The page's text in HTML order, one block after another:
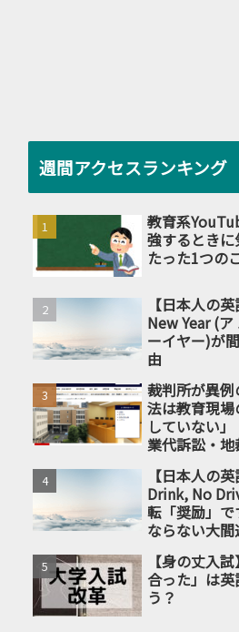
週間アクセスランキング
教育系
強するとき
たった1つの
【日本人の
New Year (
ーイヤー)が
由
裁判所が異
法は教育現
していない
業代訴訟・地
【日本人の
Drink, No
転「奨励」
ならない大
【身の丈入
合った」は
う？